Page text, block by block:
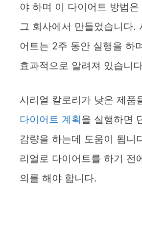
야 하며 이 다이어트 방법
그 회사에서 만들었습니다.
어트는 2주 동안 실행을 하
효과적으로 알려져 있습니
시리얼 칼로리가 낮은 제품
다이어트 계획을 실행하면
감량을 하는데 도움이 됩니
리얼로 다이어트를 하기 전
의를 해야 합니다.